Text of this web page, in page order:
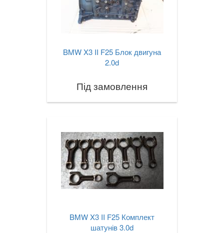
BMW X3 II F25 Блок двигуна
2.0d
Під замовлення
BMW X3 II F25 Комплект
шатунів 3.0d